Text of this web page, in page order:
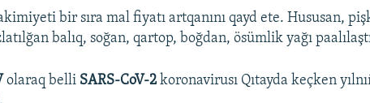
bir sıra mal fiyatı artqanını qayd ete. Hususan,
balıq, soğan, qartop, boğdan, ösümlik yağı
olaraq belli SARS-CoV-2koronavirusı Qıtayda keçken